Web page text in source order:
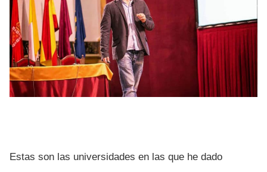
Estas son las universidades en las que he dado